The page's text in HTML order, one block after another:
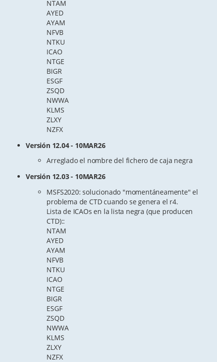
NTAM
AYED
AYAM
NFVB
NTKU
ICAO
NTGE
BIGR
ESGF
ZSQD
NWWA
KLMS
ZLXY
NZFX
Versión 12.04 - 10MAR26
Arreglado el nombre del fichero de caja negra
Versión 12.03 - 10MAR26
MSFS2020: solucionado "momentáneamente" el
problema de CTD cuando se genera el r4.
Lista de ICAOs en la lista negra (que producen
CTD)::
NTAM
AYED
AYAM
NFVB
NTKU
ICAO
NTGE
BIGR
ESGF
ZSQD
NWWA
KLMS
ZLXY
NZFX